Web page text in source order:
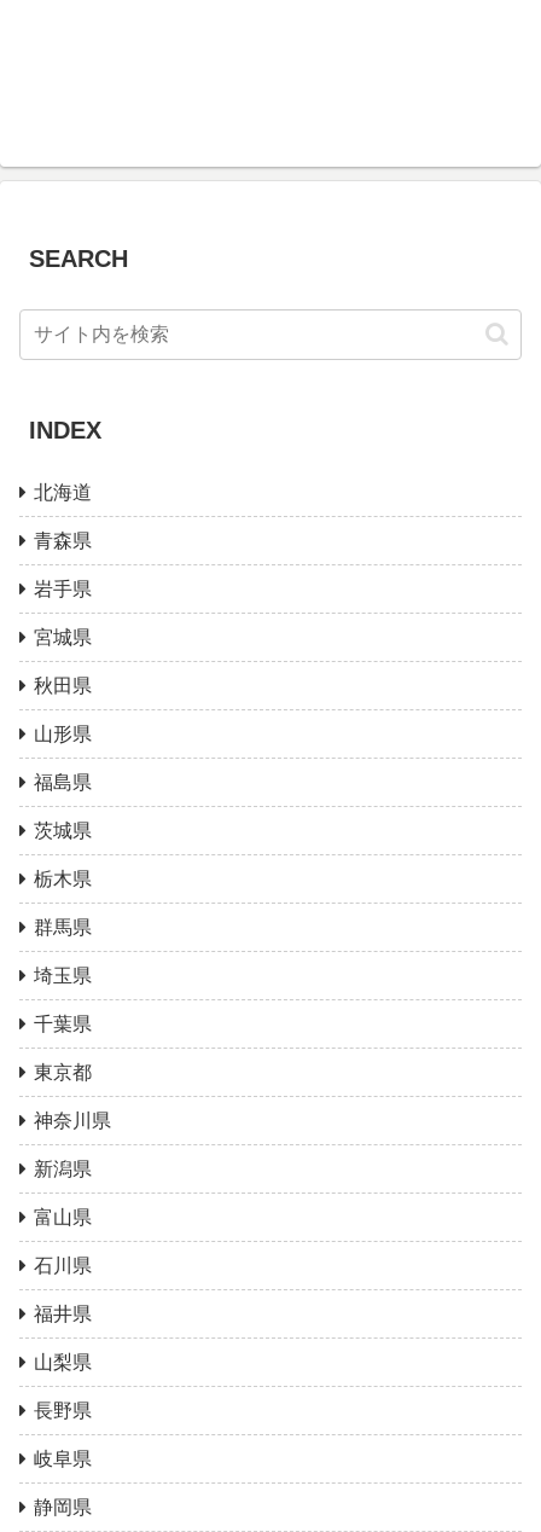
SEARCH
INDEX
北海道
青森県
岩手県
宮城県
秋田県
山形県
福島県
茨城県
栃木県
群馬県
埼玉県
千葉県
東京都
神奈川県
新潟県
富山県
石川県
福井県
山梨県
長野県
岐阜県
静岡県